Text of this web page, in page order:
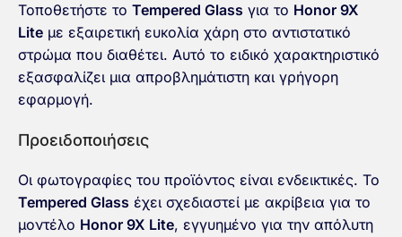
Τοποθετήστε το Tempered Glass για το Honor 9X
Lite με εξαιρετική ευκολία χάρη στο αντιστατικό
στρώμα που διαθέτει. Αυτό το ειδικό χαρακτηριστικό
εξασφαλίζει μια απροβλημάτιστη και γρήγορη
εφαρμογή.
Προειδοποιήσεις
Οι φωτογραφίες του προϊόντος είναι ενδεικτικές. Το
Tempered Glass έχει σχεδιαστεί με ακρίβεια για το
μοντέλο Honor 9X Lite, εγγυημένο για την απόλυτη